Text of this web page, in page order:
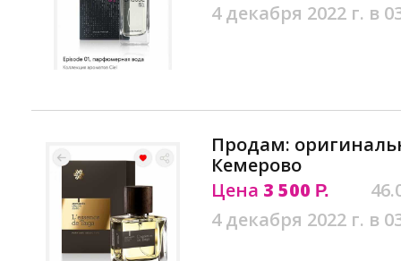
4 декабря 2022 г. в
Продам:
Кемерово
Цена 3 500 Р.
4 декабря 2022 г. в